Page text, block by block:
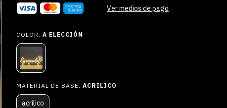
Ver medios de pago
COLOR:A ELECCIÓN
MATERIAL DE BASE:ACRILICO
acrilico